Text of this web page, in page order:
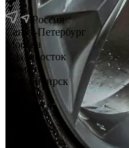
Россия
Санкт-Петербург
Москва
Владивосток
Тюмень
Новосибирск
Саратов
Смоленск